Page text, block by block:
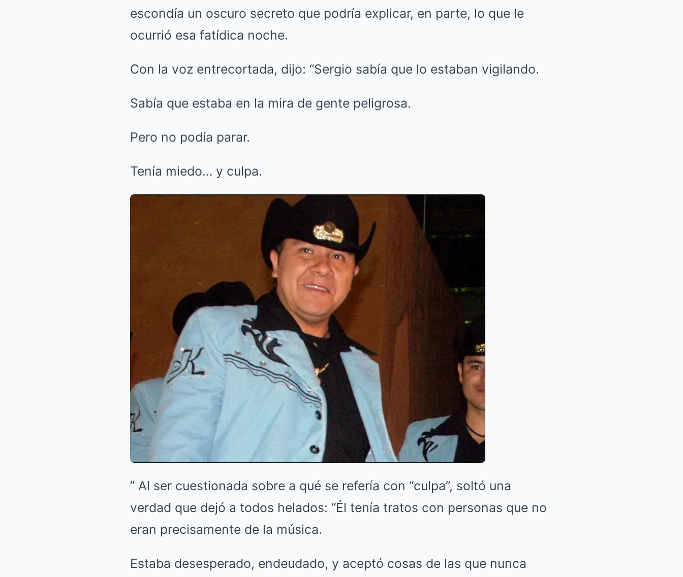
escondía un oscuro secreto que podría explicar, en parte, lo que le
ocurrió esa fatídica noche.
Con la voz entrecortada, dijo: “Sergio sabía que lo estaban vigilando.
Sabía que estaba en la mira de gente peligrosa.
Pero no podía parar.
Tenía miedo… y culpa.
” Al ser cuestionada sobre a qué se refería con “culpa”, soltó una
verdad que dejó a todos helados: “Él tenía tratos con personas que no
eran precisamente de la música.
Estaba desesperado, endeudado, y aceptó cosas de las que nunca